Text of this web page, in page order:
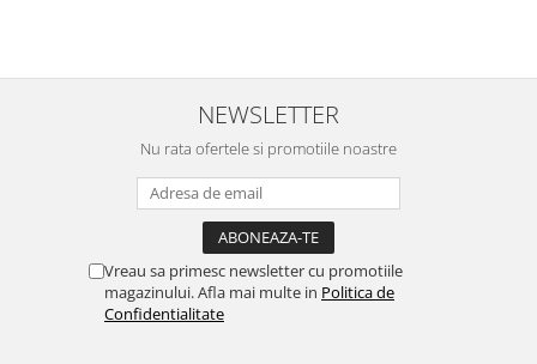
NEWSLETTER
Nu rata ofertele si promotiile noastre
Vreau sa primesc newsletter cu promotiile
magazinului. Afla mai multe in Politica de
Confidentialitate